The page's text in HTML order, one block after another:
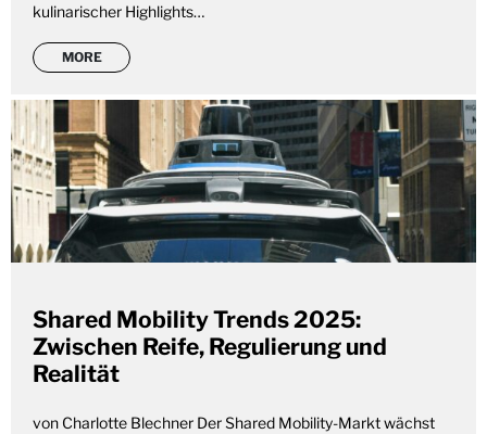
kulinarischer Highlights…
MORE
Shared Mobility Trends 2025:
Zwischen Reife, Regulierung und
Realität
von Charlotte Blechner Der Shared Mobility-Markt wächst